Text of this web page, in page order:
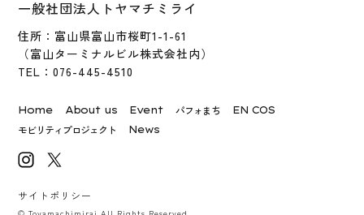
一般社団法人トヤマチミライ
住所：富山県富山市桜町1-1-61
（富山ターミナルビル株式会社内）
TEL：076-445-4510
Home About us Event パフォまち EN COS
モビリティプロジェクト News
サイトポリシー